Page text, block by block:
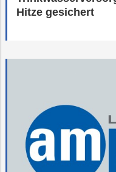
Hitze gesichert